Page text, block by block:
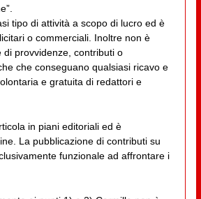
tipo di attività a scopo di lucro ed è
o commerciali. Inoltre non è
di provvidenze, contributi o
che conseguano qualsiasi ricavo e
e gratuita di redattori e
in piani editoriali ed è
La pubblicazione di contributi su
funzionale ad affrontare i